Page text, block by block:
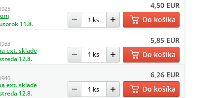
4,50 EUR
utorok 11.8.
Do košíka
5,85 EUR
ext. sklade
12.8.
Do košíka
6,26 EUR
ext. sklade
12.8.
Do košíka